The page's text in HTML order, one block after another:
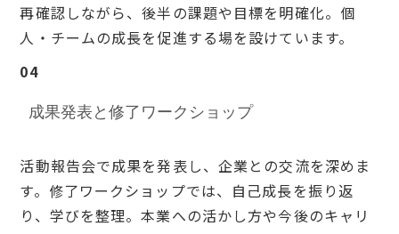
再確認しながら、後半の課題や目標を明確化。個
人・チームの成長を促進する場を設けています。
04
成果発表と修了ワークショップ
活動報告会で成果を発表し、企業との交流を深めま
す。修了ワークショップでは、自己成長を振り返
り、学びを整理。本業への活かし方や今後のキャリ